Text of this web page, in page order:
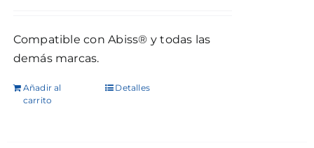
Compatible con Abiss® y todas las
demás marcas.
Añadir al
carrito
Detalles